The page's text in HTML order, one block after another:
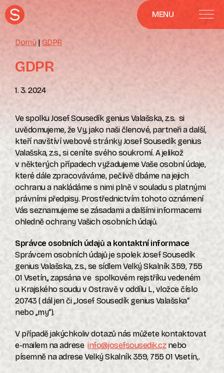
MENU
Domů | GDPR
GDPR
1. 3. 2024
Ve spolku Josef Sousedík genius Valašska, z.s. si
uvědomujeme, že Vy, jako naši členové, partneři a další,
kteří navštíví webové stránky Josef Sousedík genius
Valašska, z.s., si ceníte svého soukromí. A jelikož
v některých případech vyžadujeme Vaše osobní údaje,
které dále zpracováváme, pečlivě dbáme na jejich
ochranu a nakládáme s nimi plně v souladu s platnými
právními předpisy. Prostřednictvím tohoto oznámení
Vás seznamujeme se zásadami a dalšími informacemi
ohledně ochrany Vašich osobních údajů.
Správce osobních údajů a kontaktní informace
Správcem osobních údajů je spolek Josef Sousedík
genius Valašska, z.s., se sídlem Velký Skalník 359, 755
01 Vsetín,, zapsána ve spolkovém rejstříku vedeném
u Krajského soudu v Ostravě v oddílu L, vložce číslo
20743 ( dál jen či „Josef Sousedík genius Valašska“
nebo „my“).
V případě jakýchkoliv dotazů nás můžete kontaktovat
e-mailem na adreseinfo@josefsousedik.cznebo
písemně na adrese Velký Skalník 359, 755 01 Vsetín,.